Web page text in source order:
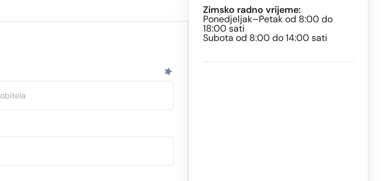
Zimsko radno vrijeme:
Ponedjeljak–Petak od 8:00 do
18:00 sati
Subota od 8:00 do 14:00 sati